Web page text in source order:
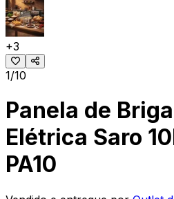
+3
1/10
Panela de
Elétrica Saro
PA10